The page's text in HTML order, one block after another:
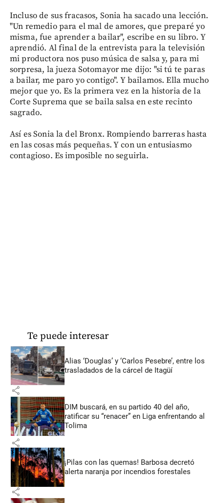
Incluso de sus fracasos, Sonia ha sacado una lección.
"Un remedio para el mal de amores, que preparé yo
misma, fue aprender a bailar", escribe en su libro. Y
aprendió. Al final de la entrevista para la televisión
mi productora nos puso música de salsa y, para mi
sorpresa, la jueza Sotomayor me dijo: "si tú te paras
a bailar, me paro yo contigo". Y bailamos. Ella mucho
mejor que yo. Es la primera vez en la historia de la
Corte Suprema que se baila salsa en este recinto
sagrado.
Así es Sonia la del Bronx. Rompiendo barreras hasta
en las cosas más pequeñas. Y con un entusiasmo
contagioso. Es imposible no seguirla.
Te puede interesar
Alias ‘Douglas’ y ‘Carlos Pesebre’, entre los
trasladados de la cárcel de Itagüí
share
DIM buscará, en su partido 40 del año,
ratificar su “renacer” en Liga enfrentando al
Tolima
share
¡Pilas con las quemas! Barbosa decretó
alerta naranja por incendios forestales
share